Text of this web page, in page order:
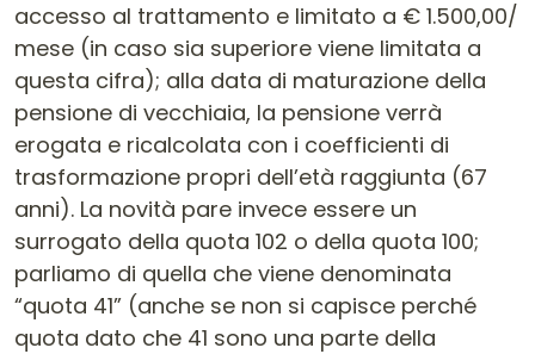
accesso al trattamento e limitato a € 1.500,00/
mese (in caso sia superiore viene limitata a
questa cifra); alla data di maturazione della
pensione di vecchiaia, la pensione verrà
erogata e ricalcolata con i coefficienti di
trasformazione propri dell’età raggiunta (67
anni). La novità pare invece essere un
surrogato della quota 102 o della quota 100;
parliamo di quella che viene denominata
“quota 41” (anche se non si capisce perché
quota dato che 41 sono una parte della